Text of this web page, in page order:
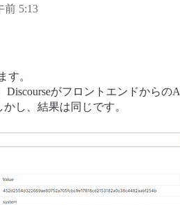
前 5:13
す。
Discourseがフロントエンドから
し、結果は同じです。